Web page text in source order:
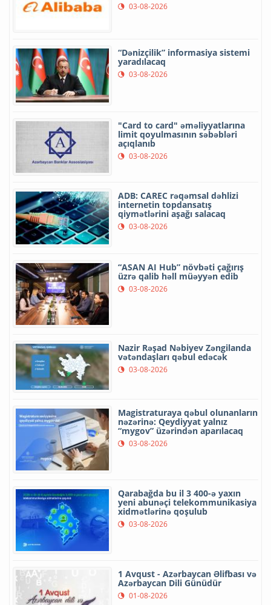
03-08-2026
“Dənizçilik” informasiya sistemi
yaradılacaq
03-08-2026
"Card to card" əməliyyatlarına
limit qoyulmasının səbəbləri
açıqlanıb
03-08-2026
ADB: CAREC rəqəmsal dəhlizi
internetin topdansatış
qiymətlərini aşağı salacaq
03-08-2026
“ASAN AI Hub” növbəti çağırış
üzrə qalib həll müəyyən edib
03-08-2026
Nazir Rəşad Nəbiyev Zəngilanda
vətəndaşları qəbul edəcək
03-08-2026
Magistraturaya qəbul olunanların
nəzərinə: Qeydiyyat yalnız
“mygov” üzərindən aparılacaq
03-08-2026
Qarabağda bu il 3 400-ə yaxın
yeni abunəçi telekommunikasiya
xidmətlərinə qoşulub
03-08-2026
1 Avqust - Azərbaycan Əlifbası və
Azərbaycan Dili Günüdür
01-08-2026